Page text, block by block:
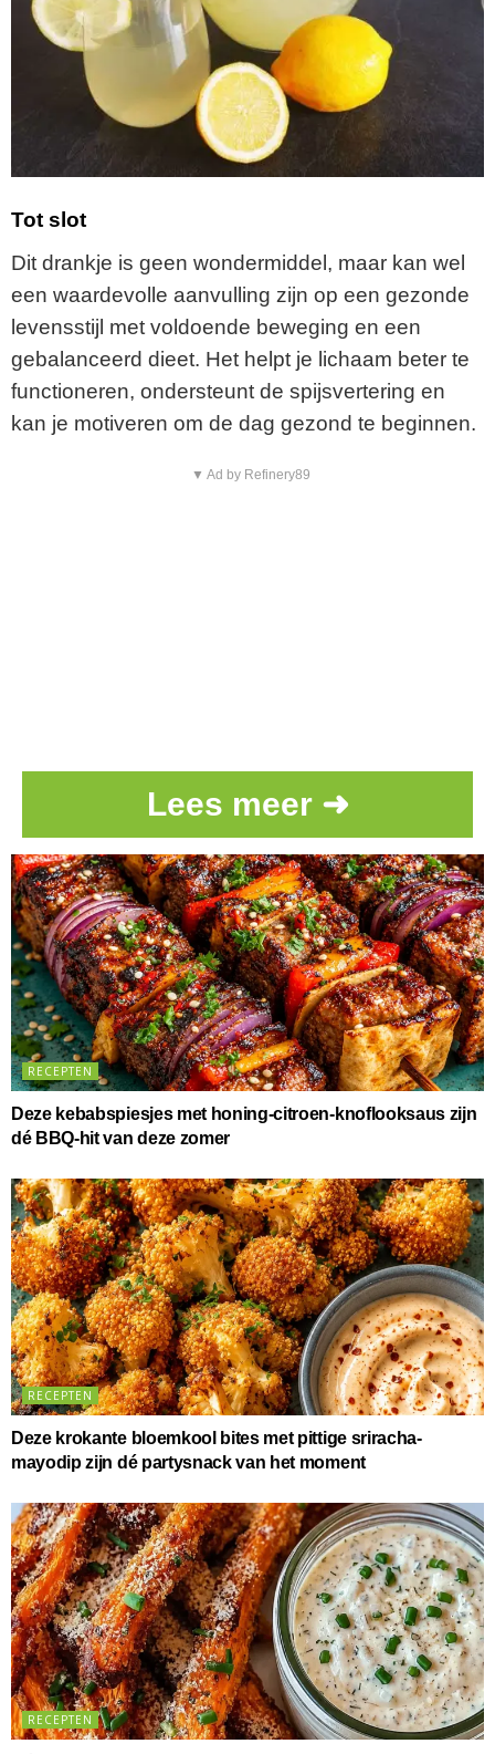
Tot slot
Dit drankje is geen wondermiddel, maar kan wel
een waardevolle aanvulling zijn op een gezonde
levensstijl met voldoende beweging en een
gebalanceerd dieet. Het helpt je lichaam beter te
functioneren, ondersteunt de spijsvertering en
kan je motiveren om de dag gezond te beginnen.
▼ Ad by Refinery89
Lees meer ➜
RECEPTEN
Deze kebabspiesjes met honing-citroen-knoflooksaus zijn
dé BBQ-hit van deze zomer
RECEPTEN
Deze krokante bloemkool bites met pittige sriracha-
mayodip zijn dé partysnack van het moment
RECEPTEN